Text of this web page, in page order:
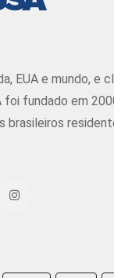
EUA e mundo, e
foi fundado em
brasileiros